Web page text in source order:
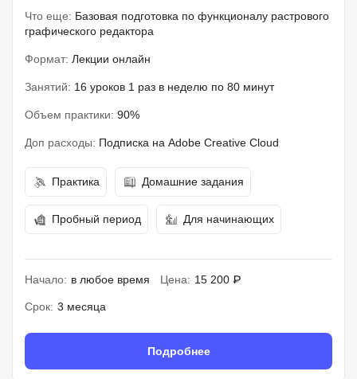
Что еще: Базовая подготовка по функционалу растрового
графического редактора
Формат: Лекции онлайн
Занятий: 16 уроков 1 раз в неделю по 80 минут
Объем практики: 90%
Доп расходы: Подписка на Adobe Creative Cloud
Практика Домашние задания
Пробный период Для начинающих
Начало: в любое время Цена: 15 200 ₽
Срок: 3 месяца
Подробнее